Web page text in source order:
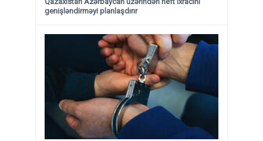
genişləndirməyi planlaşdırır